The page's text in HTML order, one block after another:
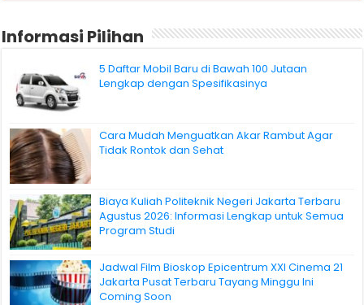
Informasi Pilihan
5 Daftar Mobil Baru di Bawah 100 Jutaan
Lengkap dengan Spesifikasinya
Cara Mudah Menguatkan Akar Rambut Agar
Tidak Rontok dan Sehat
Biaya Kuliah Politeknik Negeri Jakarta Terbaru
Agustus 2026: Informasi Lengkap untuk Semua
Program Studi
Jadwal Film Bioskop Epicentrum XXI Cinema 21
Jakarta Pusat Terbaru Tayang Minggu Ini
Coming Soon